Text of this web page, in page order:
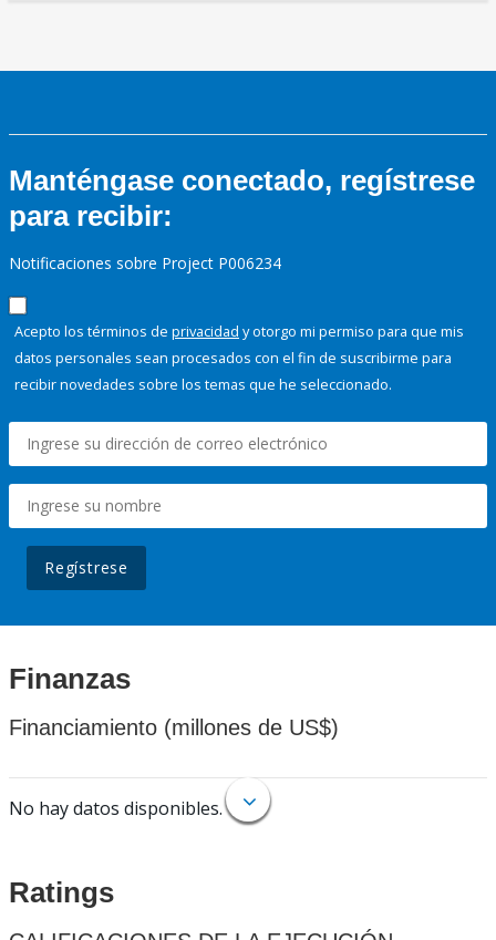
Manténgase conectado, regístrese
para recibir:
Notificaciones sobre Project P006234
Acepto los términos de privacidad y otorgo mi permiso para que mis
datos personales sean procesados con el fin de suscribirme para
recibir novedades sobre los temas que he seleccionado.
Regístrese
Finanzas
Financiamiento (millones de US$)
No hay datos disponibles.
Ratings